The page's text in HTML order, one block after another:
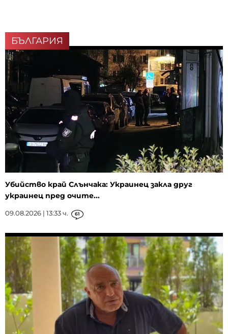
БЪЛГАРИЯ
Убийство край Слънчака: Украинец закла друг
украинец пред очите...
09.08.2026 | 13:33 ч. 61